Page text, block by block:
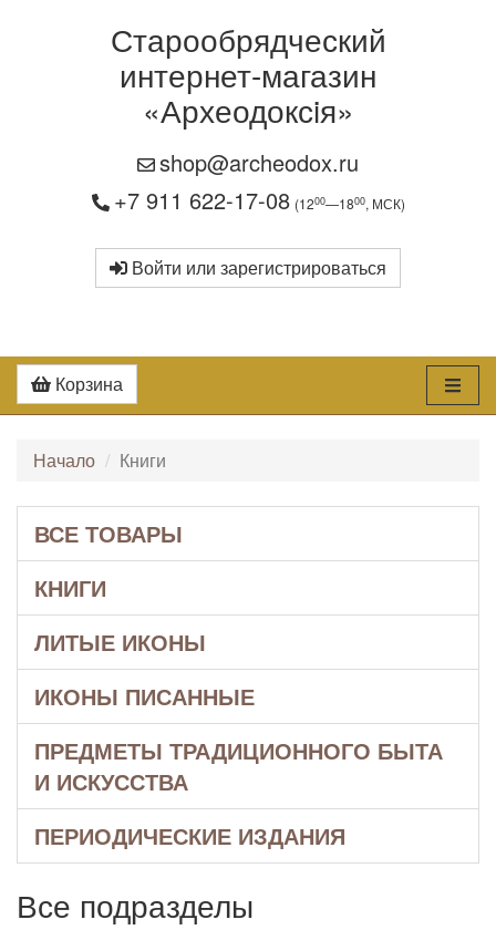
Старообрядческий
интернет-магазин
«Археодоксiя»
shop@archeodox.ru
+7 911 622-17-08 (1200—1800, МСК)
Войти или зарегистрироваться
Корзина
Начало Книги
ВСЕ ТОВАРЫ
КНИГИ
ЛИТЫЕ ИКОНЫ
ИКОНЫ ПИСАННЫЕ
ПРЕДМЕТЫ ТРАДИЦИОННОГО БЫТА
И ИСКУССТВА
ПЕРИОДИЧЕСКИЕ ИЗДАНИЯ
Все подразделы